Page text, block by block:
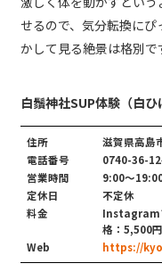
せるので、気分転換に
かして見る絶景は格別で
白鬚神社SUP体験（白ひ
住所
滋賀県高島
電話番号
0740-36-
営業時間
9:00〜
定休日
不定休
料金
Instagram
格：5,500円
Web
https://